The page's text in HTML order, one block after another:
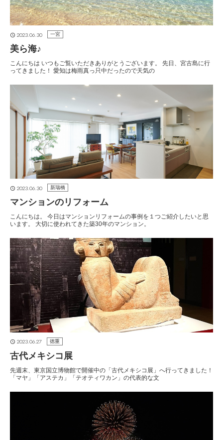
2023.06.30 一宮
美ら海♪
こんにちは いつもご覧いただきありがとうございます。 先日、宮古島に行
ってきました！ 愛知は梅雨真っ只中だったので天気の
2023.06.30 新瑞橋
マンションのリフォーム
こんにちは。 今日はマンションリフォームの事例を１つご紹介したいと思
います。 大切に使われてきた築30年のマンション。
2023.06.27 徳重
古代メキシコ展
先週末、東京国立博物館で開催中の「古代メキシコ展」へ行ってきました！
「マヤ」「アステカ」「テオティワカン」の代表的な文